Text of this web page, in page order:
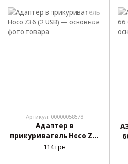
Артикул: 00000058578
Адаптер в
прикуриватель Hoco Z36
(2 USB)
114 грн